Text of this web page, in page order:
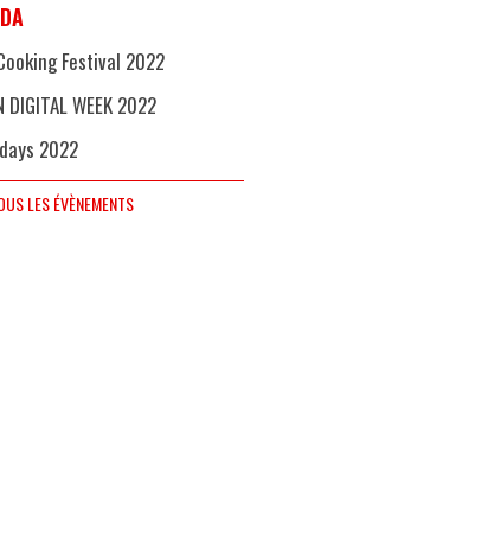
Festival 2022
DIGITAL WEEK 2022
2022
LES ÉVÈNEMENTS